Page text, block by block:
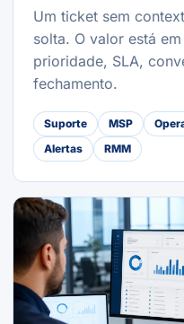
Um ticket sem
solta. O valor está
prioridade, SLA,
fechamento.
Suporte MSP
Alertas
RMM